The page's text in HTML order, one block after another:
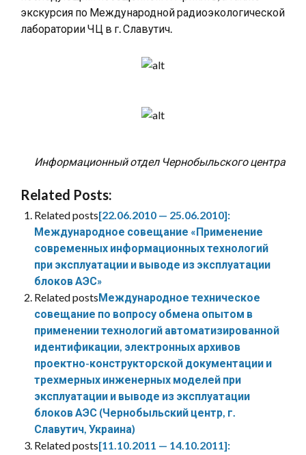
экскурсия по Международной радиоэкологической
лаборатории ЧЦ в г. Славутич.
Информационный отдел Чернобыльского центра
Related Posts:
Related posts[22.06.2010 — 25.06.2010]:
Международное совещание «Применение
современных информационных технологий
при эксплуатации и выводе из эксплуатации
блоков АЭС»
Related postsМеждународное техническое
совещание по вопросу обмена опытом в
применении технологий автоматизированной
идентификации, электронных архивов
проектно-конструкторской документации и
трехмерных инженерных моделей при
эксплуатации и выводе из эксплуатации
блоков АЭС (Чернобыльский центр, г.
Славутич, Украина)
Related posts[11.10.2011 — 14.10.2011]: